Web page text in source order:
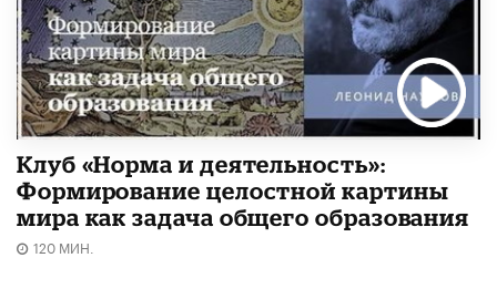
Клуб «Норма и деятельность»:
Формирование целостной картины
мира как задача общего образования
120 МИН.